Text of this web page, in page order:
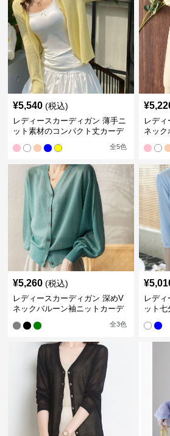
¥5,540 (税込)
レディースカーディガン 薄手ニ
ット素材のコンパクト丈カーデ
全5色
¥
レデ
ネック
¥5,260 (税込)
レディースカーディガン 深めV
ネックバルーン袖ニットカーデ
全3色
¥
レデ
ット